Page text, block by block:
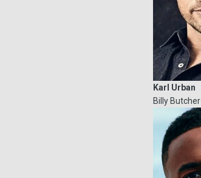
Karl Urban
Billy Butcher